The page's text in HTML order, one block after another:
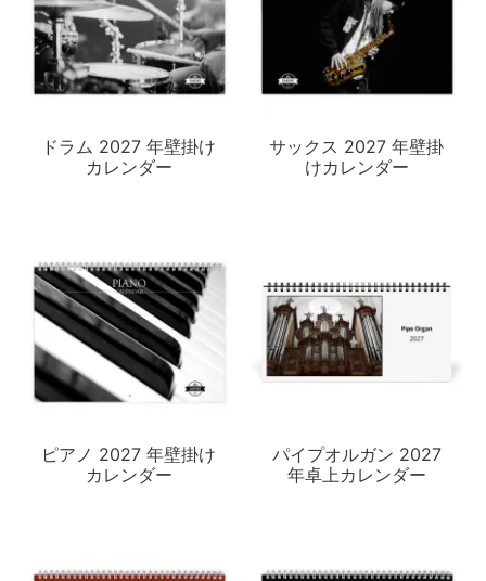
ドラム 2027 年壁掛け
カレンダー
サックス 2027 年壁掛
けカレンダー
ピアノ 2027 年壁掛け
カレンダー
パイプオルガン 2027
年卓上カレンダー